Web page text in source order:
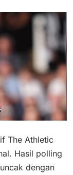
The Athletic
Hasil polling
dengan